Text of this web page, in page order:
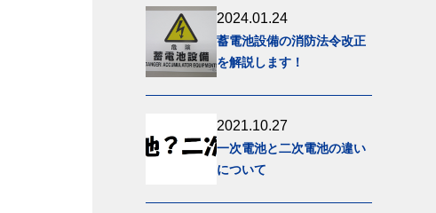
2024.01.24
蓄電池設備の消防法令改正
を解説します！
2021.10.27
一次電池と二次電池の違い
について